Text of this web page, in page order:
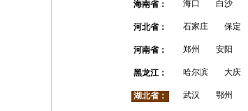
海南省： 海口 白沙
河北省： 石家庄 保定
河南省： 郑州 安阳
黑龙江： 哈尔滨 大庆
湖北省： 武汉 鄂州